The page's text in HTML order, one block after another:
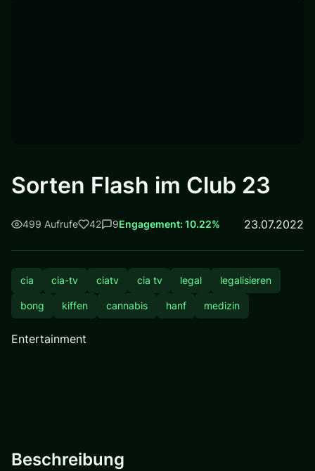
Sorten Flash im Club 23
499 Aufrufe 42 9Engagement: 10.22% 23.07.2022
cia cia-tv ciatv cia tv legal legalisieren
bong kiffen cannabis hanf medizin
Entertainment
Beschreibung